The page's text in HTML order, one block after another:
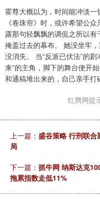
霍尊大概以为，时间能冲淡
《卷珠帘》时，或许希望公
露那句轻飘飘的调侃之所以
掩盖过去的幕布。 她没坐牢
没消失。 当“反派已伏法”的
来”的主角，脚下的舞台便开
和通稿堆出来的，自己亲手打
红腾网提
上一篇： 盛谷策略 行刑联合
局
下一篇： 抓牛网 纳斯达克
拖累指数走低11%